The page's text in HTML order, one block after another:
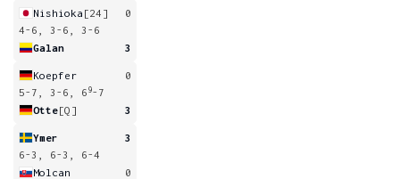
Nishioka [24]
0
4-6, 3-6, 3-6
Galan
3
Koepfer
0
5-7, 3-6, 6 9-7
Otte[Q] 3
Ymer
3
6-3, 6-3, 6-4
Molcan
0